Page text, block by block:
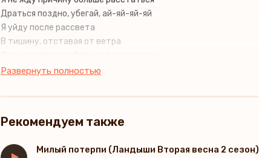
Драться поздно, убегай, ай-яй-яй-яй
Я уйду после рассвета
В тишину, отставая от ветра
Драться поздно, убегай, ай-яй-яй-яй
Развернуть полностью
Рекомендуем также
Милый потерпи (Ландыши Вторая весна 2 сезон)